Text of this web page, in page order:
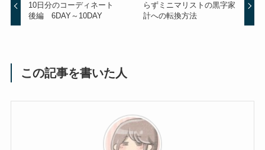
10日分のコーディネート
後編 6DAY～10DAY
らずミニマリストの黒字家
計への転換方法
この記事を書いた人